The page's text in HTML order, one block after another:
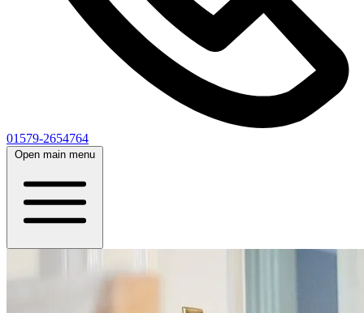
01579-2654764
Open main menu